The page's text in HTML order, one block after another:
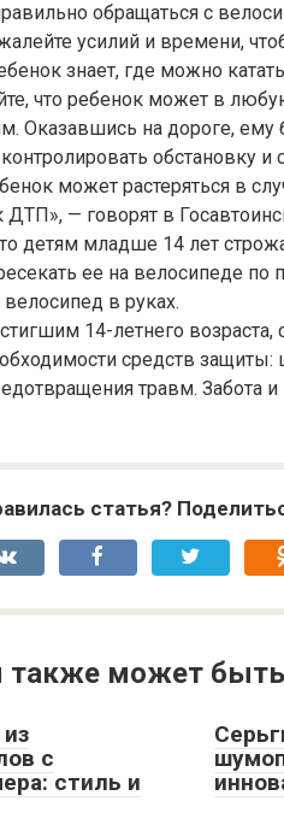
обращаться с
усилий и времени,
знает, где можно
что ребенок может в
Оказавшись на дороге, ему
обстановку
может растеряться в
— говорят в
детям младше 14 лет
ее на велосипеде
в руках.
14-летнего возраста,
средств
травм. Забота
статья?
также может быть
с
стиль и